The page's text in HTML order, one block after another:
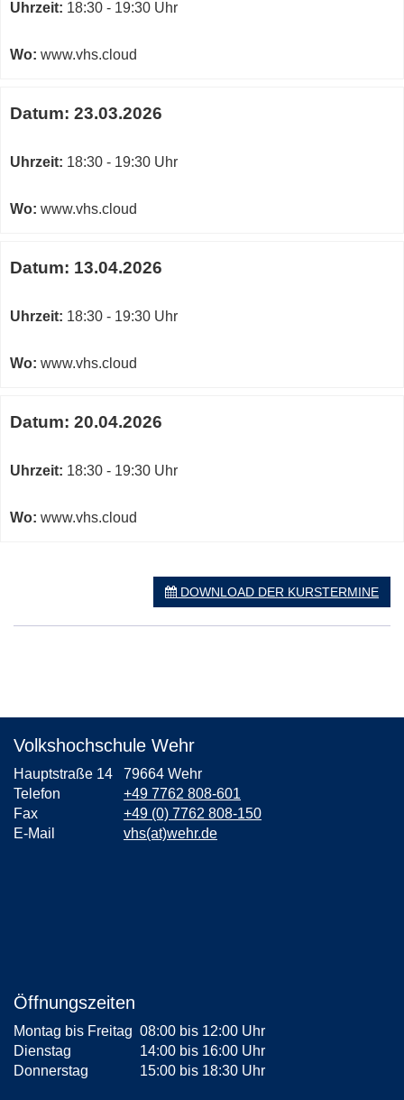
Uhrzeit: 18:30 - 19:30 Uhr
Wo: www.vhs.cloud
Datum: 23.03.2026
Uhrzeit: 18:30 - 19:30 Uhr
Wo: www.vhs.cloud
Datum: 13.04.2026
Uhrzeit: 18:30 - 19:30 Uhr
Wo: www.vhs.cloud
Datum: 20.04.2026
Uhrzeit: 18:30 - 19:30 Uhr
Wo: www.vhs.cloud
DOWNLOAD DER KURSTERMINE
Volkshochschule Wehr
Hauptstraße 14 79664 Wehr
Telefon
+49 7762 808-601
Fax
+49 (0) 7762 808-150
E-Mail
vhs(at)wehr.de
Öffnungszeiten
Montag bis Freitag 08:00 bis 12:00 Uhr
Dienstag
14:00 bis 16:00 Uhr
Donnerstag
15:00 bis 18:30 Uhr